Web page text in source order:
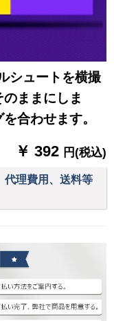
シュートを横撮
ままにしま
合わせます。
￥ 392 円(税込)
代理費用、送料等